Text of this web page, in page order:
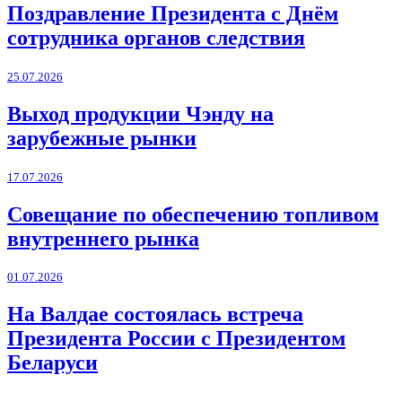
Поздравление Президента с Днём
сотрудника органов следствия
25.07.2026
Выход продукции Чэнду на
зарубежные рынки
17.07.2026
Совещание по обеспечению топливом
внутреннего рынка
01.07.2026
На Валдае состоялась встреча
Президента России с Президентом
Беларуси